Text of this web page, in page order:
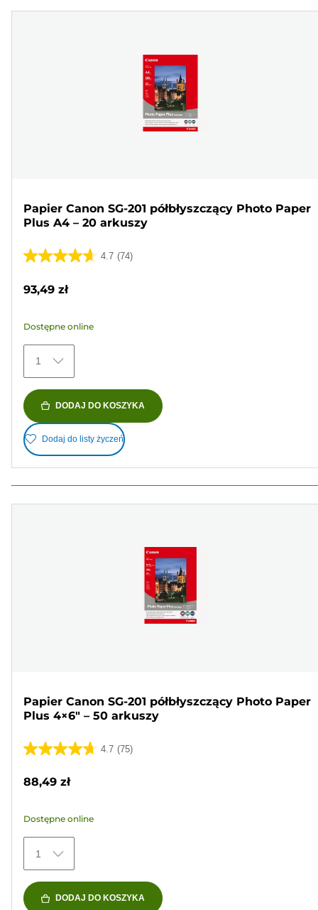
Papier Canon SG-201 półbłyszczący Photo Paper
Plus A4 – 20 arkuszy
4.7 (74)
4.7
5
74
Recenzji
93,49 zł
Dostępne online
1
DODAJ DO KOSZYKA
Dodaj do listy życzeń
Papier Canon SG-201 półbłyszczący Photo Paper
Plus 4×6" – 50 arkuszy
4.7 (75)
4.7
5
75
Recenzji
88,49 zł
Dostępne online
1
DODAJ DO KOSZYKA